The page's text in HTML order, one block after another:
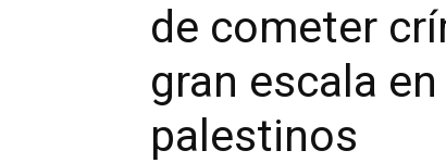
de cometer
gran escala
palestinos